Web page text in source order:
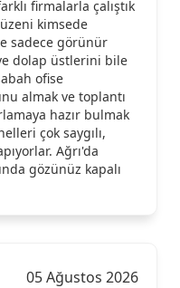
firmalarla çalıştık
kimsede
sadece görünür
dolap üstlerini bile
ofise
almak ve toplantı
hazır bulmak
çok saygılı,
Ağrı'da
gözünüz kapalı
05 Ağustos 2026